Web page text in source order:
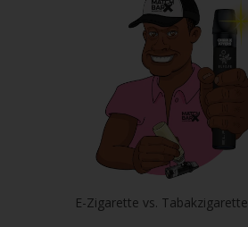
E-Zigarette vs. Tabakzigarette